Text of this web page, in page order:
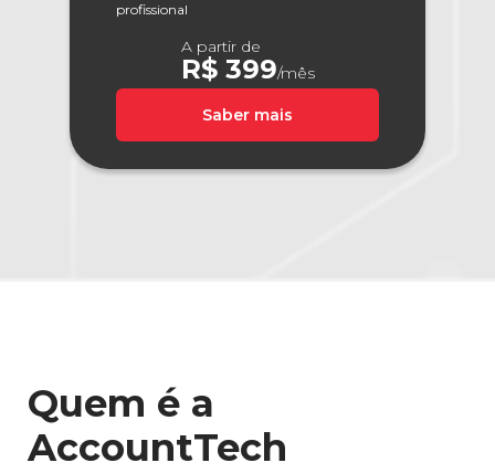
profissional
A partir de
R$ 399/mês
Saber mais
Quem é a
AccountTech